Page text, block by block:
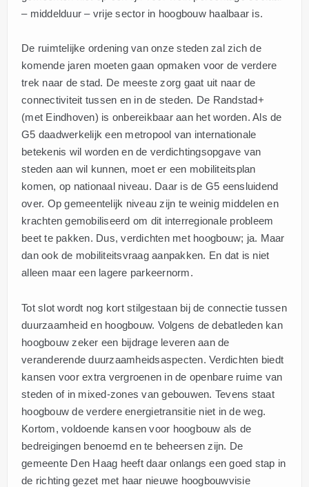
– middelduur – vrije sector in hoogbouw haalbaar is.
De ruimtelijke ordening van onze steden zal zich de
komende jaren moeten gaan opmaken voor de verdere
trek naar de stad. De meeste zorg gaat uit naar de
connectiviteit tussen en in de steden. De Randstad+
(met Eindhoven) is onbereikbaar aan het worden. Als de
G5 daadwerkelijk een metropool van internationale
betekenis wil worden en de verdichtingsopgave van
steden aan wil kunnen, moet er een mobiliteitsplan
komen, op nationaal niveau. Daar is de G5 eensluidend
over. Op gemeentelijk niveau zijn te weinig middelen en
krachten gemobiliseerd om dit interregionale probleem
beet te pakken. Dus, verdichten met hoogbouw; ja. Maar
dan ook de mobiliteitsvraag aanpakken. En dat is niet
alleen maar een lagere parkeernorm.
Tot slot wordt nog kort stilgestaan bij de connectie tussen
duurzaamheid en hoogbouw. Volgens de debatleden kan
hoogbouw zeker een bijdrage leveren aan de
veranderende duurzaamheidsaspecten. Verdichten biedt
kansen voor extra vergroenen in de openbare ruime van
steden of in mixed-zones van gebouwen. Tevens staat
hoogbouw de verdere energietransitie niet in de weg.
Kortom, voldoende kansen voor hoogbouw als de
bedreigingen benoemd en te beheersen zijn. De
gemeente Den Haag heeft daar onlangs een goed stap in
de richting gezet met haar nieuwe hoogbouwvisie